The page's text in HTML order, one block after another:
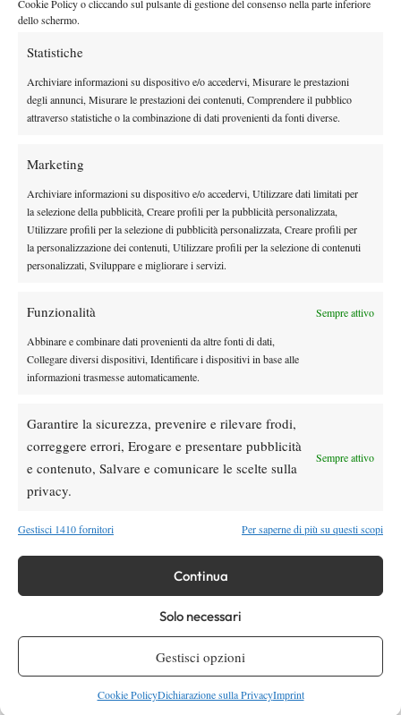
Cookie Policy o cliccando sul pulsante di gestione del consenso nella parte inferiore
dello schermo.
Statistiche
Archiviare informazioni su dispositivo e/o accedervi, Misurare le prestazioni
degli annunci, Misurare le prestazioni dei contenuti, Comprendere il pubblico
attraverso statistiche o la combinazione di dati provenienti da fonti diverse.
Marketing
Archiviare informazioni su dispositivo e/o accedervi, Utilizzare dati limitati per
la selezione della pubblicità, Creare profili per la pubblicità personalizzata,
Utilizzare profili per la selezione di pubblicità personalizzata, Creare profili per
la personalizzazione dei contenuti, Utilizzare profili per la selezione di contenuti
personalizzati, Sviluppare e migliorare i servizi.
Funzionalità Sempre attivo
Abbinare e combinare dati provenienti da altre fonti di dati,
Collegare diversi dispositivi, Identificare i dispositivi in base alle
informazioni trasmesse automaticamente.
Garantire la sicurezza, prevenire e rilevare frodi,
correggere errori, Erogare e presentare pubblicità
e contenuto, Salvare e comunicare le scelte sulla
privacy.
Sempre attivo
Gestisci 1410 fornitori Per saperne di più su questi scopi
Continua
Solo necessari
Gestisci opzioni
Cookie PolicyDichiarazione sulla PrivacyImprint
Stesso andamento nel torneo femminile, vinto dalla macedone
Darija Krzovska
la francese Salma Djoubri, terza testa di serie. Fuori al secondo
turno Luna Urso.
TEJT14&U, Torneo TE U14 Pescara (Clay Outdoor), Pescara
(ITA)
Javier Vazquez
il francese Harold Mayot (6). Si fermano in semifinale al termine
di un ottimo torneoGiulio Zeppieri(4) eGianluca Quinzi
battuti rispettivamente dal transalpino e dall’iberico.
Conferme nel torneo femminile: la canadeseLeylah Fernandez
fa il bis, imponendosi ancora in Italia, questa volta ai danni di
torneo diAlessia Truden
, che arriva in semifinale e deve
arrendersi proprio alla futura vincitrice per 7-5/6-1.
TEJT14&U, Szczecin Open (Clay Outdoor), Szczecin (POL)
finale per 6-3/7-5. Tra le vittime di Torski anche Dawid Taczala,
prima testa di serie.
Facile affermazione diDenisa Indonovatra le ragazze: la ceca
lascia un solo parziale per strada e si impone in finale col
punteggio di 7-6/6-3 sulla britannica Amami Banks.
Anche qui folta presenza balcanica. A vincere il trofeo è il croato
, secondo favorito del seeding, che rifila un
eloquente 6-2/6-0 alla prima testa di serie, il favorito bosniaco
Stessa sorte per Laura Tomic nel femminile. La prima testa di
serie, bosniaca anche lei, deve arrendersi in finale ad una croata,